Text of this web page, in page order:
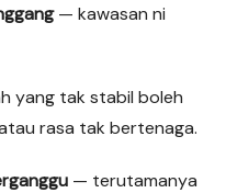
— kawasan ni
yang tak stabil boleh
rasa tak bertenaga.
— terutamanya